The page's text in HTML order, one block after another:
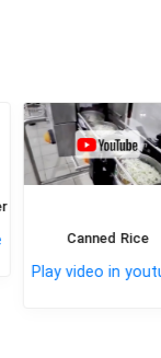
Canned Rice
Play video in youtube